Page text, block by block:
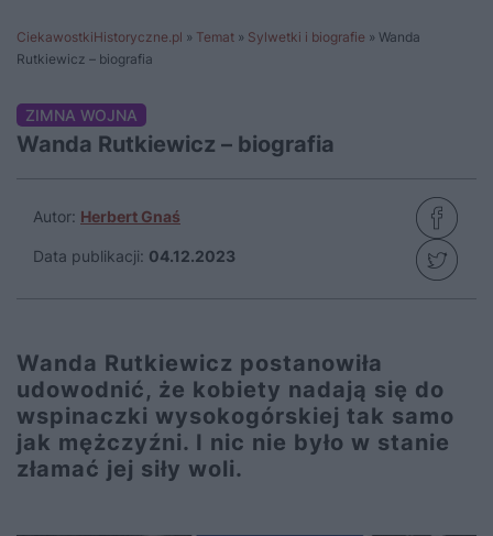
CiekawostkiHistoryczne.pl » Temat » Sylwetki i biografie » Wanda
Rutkiewicz – biografia
ZIMNA WOJNA
Wanda Rutkiewicz – biografia
Autor: Herbert Gnaś
Data publikacji: 04.12.2023
Wanda Rutkiewicz postanowiła
udowodnić, że kobiety nadają się do
wspinaczki wysokogórskiej tak samo
jak mężczyźni. I nic nie było w stanie
złamać jej siły woli.